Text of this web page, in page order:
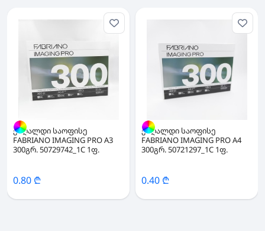
ქაღალდი საოფისე
FABRIANO IMAGING PRO A3
300გრ. 50729742_1C 1ფ.
0.80 ₾
ქაღალდი საოფისე
FABRIANO IMAGING PRO A4
300გრ. 50721297_1C 1ფ.
0.40 ₾